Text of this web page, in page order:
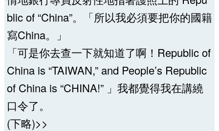
blic of “China”。「所以我必須要把你的國籍
寫China。」
「可是你去查一下就知道了啊！Republic of
China is “TAIWAN,” and People’s Republic
of China is “CHINA!” 」我都覺得我在講繞
口令了。
(下略)>>